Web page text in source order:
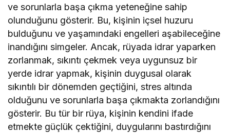
ve sorunlarla başa çıkma yeteneğine sahip
olunduğunu gösterir. Bu, kişinin içsel huzuru
bulduğunu ve yaşamındaki engelleri aşabileceğine
inandığını simgeler. Ancak, rüyada idrar yaparken
zorlanmak, sıkıntı çekmek veya uygunsuz bir
yerde idrar yapmak, kişinin duygusal olarak
sıkıntılı bir dönemden geçtiğini, stres altında
olduğunu ve sorunlarla başa çıkmakta zorlandığını
gösterir. Bu tür bir rüya, kişinin kendini ifade
etmekte güçlük çektiğini, duygularını bastırdığını